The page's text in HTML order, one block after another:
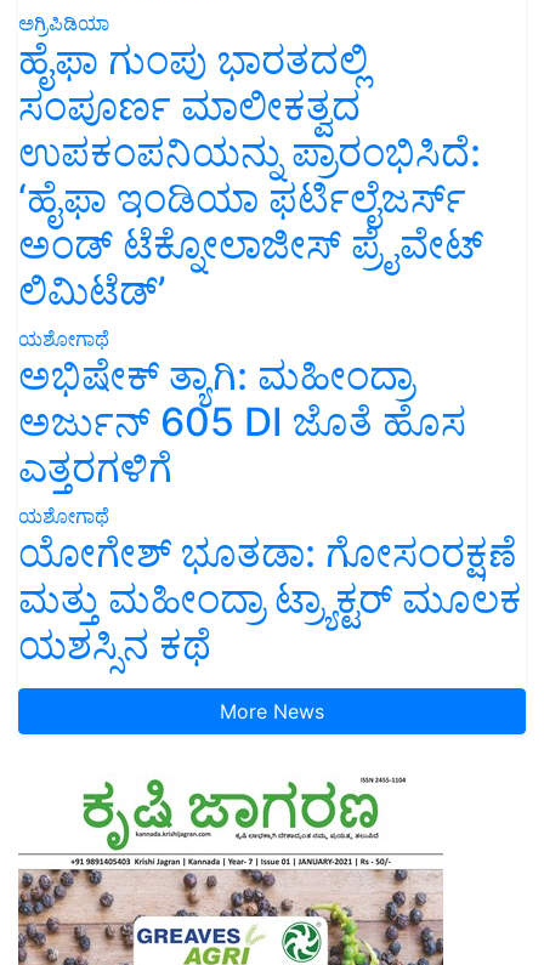
ಅಗ್ರಿಪಿಡಿಯಾ
ಹೈಫಾ ಗುಂಪು ಭಾರತದಲ್ಲಿ
ಸಂಪೂರ್ಣ ಮಾಲೀಕತ್ವದ
ಉಪಕಂಪನಿಯನ್ನು ಪ್ರಾರಂಭಿಸಿದೆ:
‘ಹೈಫಾ ಇಂಡಿಯಾ ಫರ್ಟಿಲೈಜರ್ಸ್
ಅಂಡ್ ಟೆಕ್ನೋಲಾಜೀಸ್ ಪ್ರೈವೇಟ್
ಲಿಮಿಟೆಡ್’
ಯಶೋಗಾಥೆ
ಅಭಿಷೇಕ್ ತ್ಯಾಗಿ: ಮಹೀಂದ್ರಾ
ಅರ್ಜುನ್ 605 DI ಜೊತೆ ಹೊಸ
ಎತ್ತರಗಳಿಗೆ
ಯಶೋಗಾಥೆ
ಯೋಗೇಶ್ ಭೂತಡಾ: ಗೋಸಂರಕ್ಷಣೆ
ಮತ್ತು ಮಹೀಂದ್ರಾ ಟ್ರ್ಯಾಕ್ಟರ್ ಮೂಲಕ
ಯಶಸ್ಸಿನ ಕಥೆ
More News